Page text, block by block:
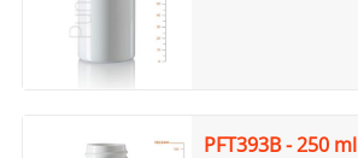
PFT393B - 250 ml